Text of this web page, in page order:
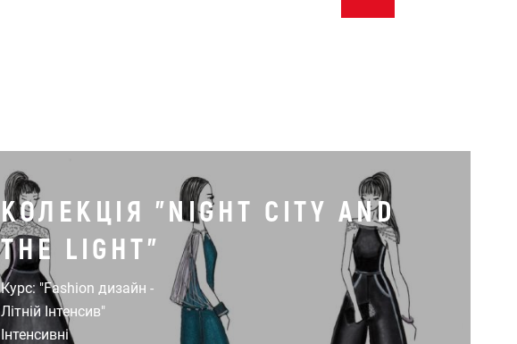
КОЛЕКЦІЯ "NIGHT CITY AND
THE LIGHT"
Курс: "Fashion дизайн -
Літній Інтенсив"
Інтенсивні